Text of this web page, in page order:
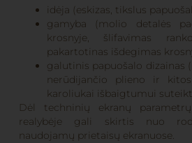
idėja (eskizas, tikslus
gamyba (molio detalės
krosnyje, šlifavimas
pakartotinas išdegimas
galutinis papuošalo dizainas
nerūdijančio plieno ir
karoliukai išbaigtumui
Dėl techninių ekranų
realybėje gali skirtis nuo
naudojamų prietaisų ekranuose.